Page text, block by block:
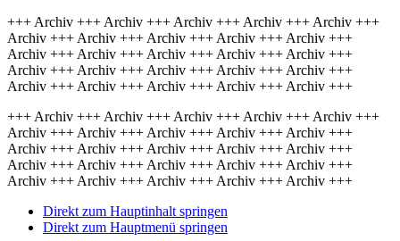
+++ Archiv +++ Archiv +++ Archiv +++ Archiv +++ Archiv +++
Archiv +++ Archiv +++ Archiv +++ Archiv +++ Archiv +++
Archiv +++ Archiv +++ Archiv +++ Archiv +++ Archiv +++
Archiv +++ Archiv +++ Archiv +++ Archiv +++ Archiv +++
Archiv +++ Archiv +++ Archiv +++ Archiv +++ Archiv +++
+++ Archiv +++ Archiv +++ Archiv +++ Archiv +++ Archiv +++
Archiv +++ Archiv +++ Archiv +++ Archiv +++ Archiv +++
Archiv +++ Archiv +++ Archiv +++ Archiv +++ Archiv +++
Archiv +++ Archiv +++ Archiv +++ Archiv +++ Archiv +++
Archiv +++ Archiv +++ Archiv +++ Archiv +++ Archiv +++
Direkt zum Hauptinhalt springen
Direkt zum Hauptmenü springen